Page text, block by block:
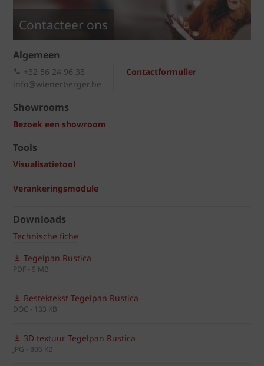
Contacteer ons
Algemeen
Contactformulier
+32 56 24 96 38
info@wienerberger.be
Showrooms
Bezoek een showroom
Tools
Visualisatietool
Verankeringsmodule
Downloads
Technische fiche
Tegelpan Rustica
PDF - 9 MB
Bestektekst Tegelpan Rustica
DOC - 133 KB
3D textuur Tegelpan Rustica
JPG - 806 KB